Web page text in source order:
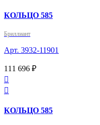
КОЛЬЦО 585
Бриллиант
Арт. 3932-11901
111 696 ₽


КОЛЬЦО 585